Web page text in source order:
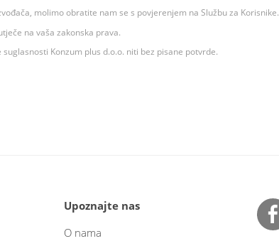
molimo obratite nam se s povjerenjem na Službu za Korisnike.
na vaša zakonska prava.
Konzum plus d.o.o. niti bez pisane potvrde.
Upoznajte nas
O nama